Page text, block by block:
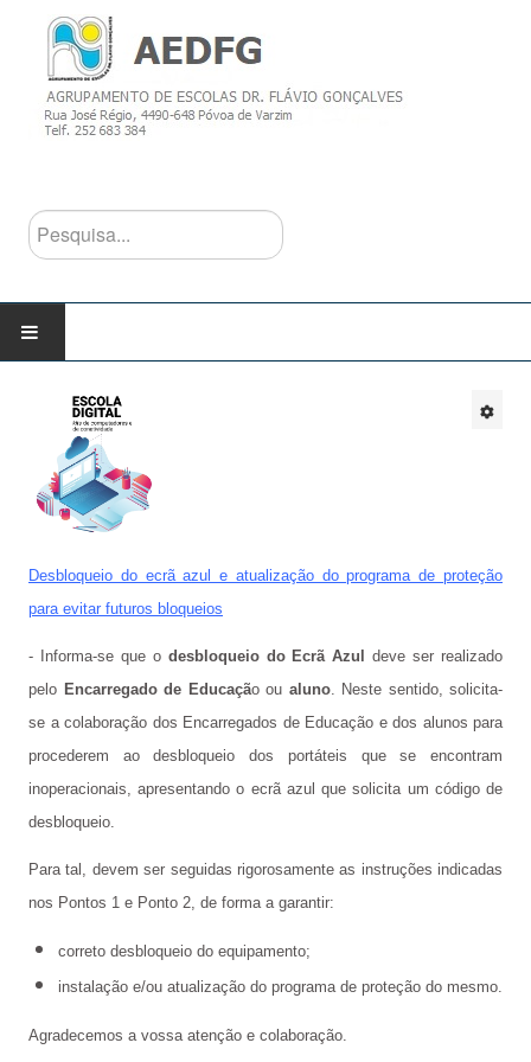
Pesquisa...
INÍCIO
AGRUPAMENTO
Escolas do Agrupamento
Documentos Orientadores
Regulamento Interno
Projeto Educativo
Calendário das Atividades do Agrupamento
Plano Anual de Atividades
Critérios de Avaliação
Plano 21|23 Escola+
Plano 23|24 Escola +
Avaliação externa 1.º Ciclo Avaliativo
Desbloqueio do ecrã azul e atualização do programa de proteção
para evitar futuros bloqueios
- Informa-se que o desbloqueio do Ecrã Azul deve ser realizado
pelo Encarregado de Educação ou aluno. Neste sentido, solicita-
se a colaboração dos Encarregados de Educação e dos alunos para
procederem ao desbloqueio dos portáteis que se encontram
inoperacionais, apresentando o ecrã azul que solicita um código de
desbloqueio.
Para tal, devem ser seguidas rigorosamente as instruções indicadas
nos Pontos 1 e Ponto 2 , de forma a garantir:
correto desbloqueio do equipamento;
instalação e/ou atualização do programa de proteção do mesmo.
Agradecemos a vossa atenção e colaboração.